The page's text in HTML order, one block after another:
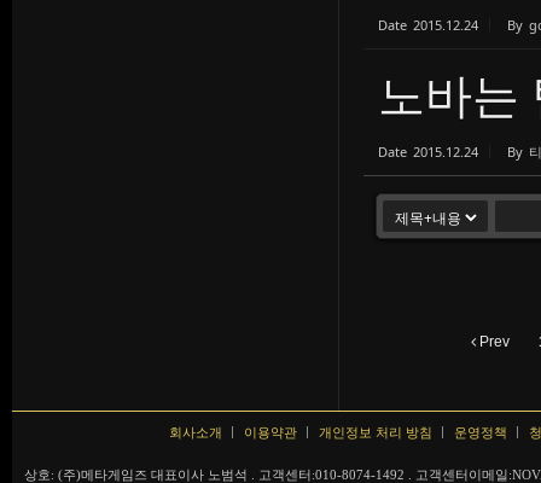
Date 2015.12.24 By
노바는
Date 2015.12.24 By 티
Prev
회사소개 이용약관 개인정보 처리 방침 운영정책
상호: (주)메타게임즈 대표이사 노범석 . 고객센터:010-8074-1492 . 고객센터이메일